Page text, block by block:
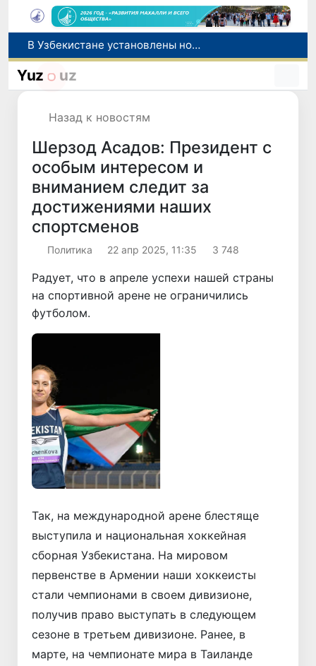
В Узбекистане определен порядок перехода банков и МФО на исламскую банковскую деятельность
В Узбекистане вводятся новые субсидии и сервисная поддержка для племенного животноводства
Yuz uz
Назад к новостям
Шерзод Асадов: Президент с
особым интересом и
вниманием следит за
достижениями наших
спортсменов
Политика 22 апр 2025, 11:35 3 748
Радует, что в апреле успехи нашей страны
на спортивной арене не ограничились
футболом.
Назад
Так, на международной арене блестяще
выступила и национальная хоккейная
сборная Узбекистана. На мировом
первенстве в Армении наши хоккеисты
стали чемпионами в своем дивизионе,
получив право выступать в следующем
сезоне в третьем дивизионе. Ранее, в
марте, на чемпионате мира в Таиланде